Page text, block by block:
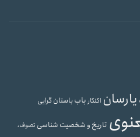
اکنکارباب باستان گرایی
تاریخ و شخصیت شناسی تصوف،